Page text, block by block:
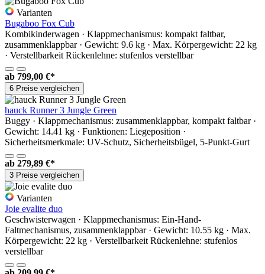
Varianten
Bugaboo Fox Cub
Kombikinderwagen · Klappmechanismus: kompakt faltbar,
zusammenklappbar · Gewicht: 9.6 kg · Max. Körpergewicht: 22 kg
· Verstellbarkeit Rückenlehne: stufenlos verstellbar
ab 799,00 €*
6 Preise vergleichen
hauck Runner 3 Jungle Green
Buggy · Klappmechanismus: zusammenklappbar, kompakt faltbar ·
Gewicht: 14.41 kg · Funktionen: Liegeposition ·
Sicherheitsmerkmale: UV-Schutz, Sicherheitsbügel, 5-Punkt-Gurt
ab 279,89 €*
3 Preise vergleichen
Varianten
Joie evalite duo
Geschwisterwagen · Klappmechanismus: Ein-Hand-
Faltmechanismus, zusammenklappbar · Gewicht: 10.55 kg · Max.
Körpergewicht: 22 kg · Verstellbarkeit Rückenlehne: stufenlos
verstellbar